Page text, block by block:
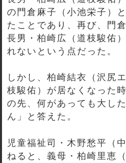
の門倉麻子（小池栄子）
たことであり、再び、門
長男・柏崎広（道枝駿佑
れないという点だった。
しかし、柏崎結衣（沢尻
枝駿佑）が居なくなった
の先、何があっても大し
ん」と答えた。
児童福祉司・木野愁平（
ねると、義母・柏崎里恵